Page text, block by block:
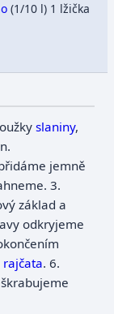
(1/10 l) 1 lžička
slaniny,
jemně
3.
základ a
odkryjeme
rajčata. 6.